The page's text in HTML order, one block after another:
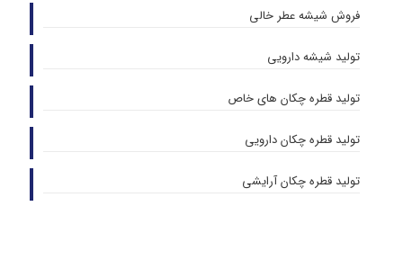
فروش شیشه عطر خالی
تولید شیشه دارویی
تولید قطره چکان های خاص
تولید قطره چکان دارویی
تولید قطره چکان آرایشی